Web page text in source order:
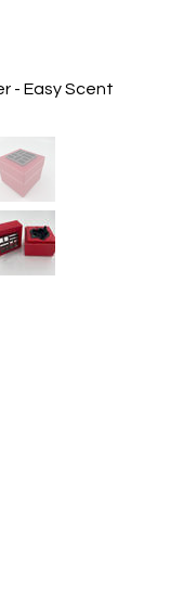
- Easy Scent